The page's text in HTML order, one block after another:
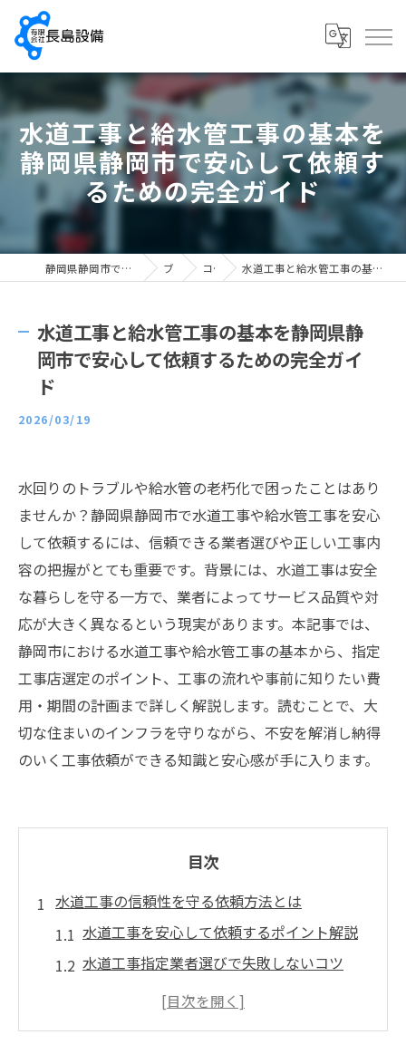
水道工事と給水管工事の基本を
静岡県静岡市で安心して依頼す
るための完全ガイド
静岡県静岡市で配管工の求人なら有限会社長島設備 ブログ コラム 水道工事と給水管工事の基本を静岡県静岡市で安心して依頼するための完全ガイド
水道工事と給水管工事の基本を静岡県静
岡市で安心して依頼するための完全ガイ
ド
2026/03/19
水回りのトラブルや給水管の老朽化で困ったことはあり
ませんか？静岡県静岡市で水道工事や給水管工事を安心
して依頼するには、信頼できる業者選びや正しい工事内
容の把握がとても重要です。背景には、水道工事は安全
な暮らしを守る一方で、業者によってサービス品質や対
応が大きく異なるという現実があります。本記事では、
静岡市における水道工事や給水管工事の基本から、指定
工事店選定のポイント、工事の流れや事前に知りたい費
用・期間の計画まで詳しく解説します。読むことで、大
切な住まいのインフラを守りながら、不安を解消し納得
のいく工事依頼ができる知識と安心感が手に入ります。
目次
水道工事の信頼性を守る依頼方法とは
水道工事を安心して依頼するポイント解説
水道工事指定業者選びで失敗しないコツ
静岡市水道局指定工事店の見極め方